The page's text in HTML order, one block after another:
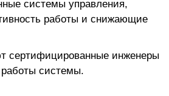
системы управления,
работы и снижающие
сертифицированные инженеры
системы.